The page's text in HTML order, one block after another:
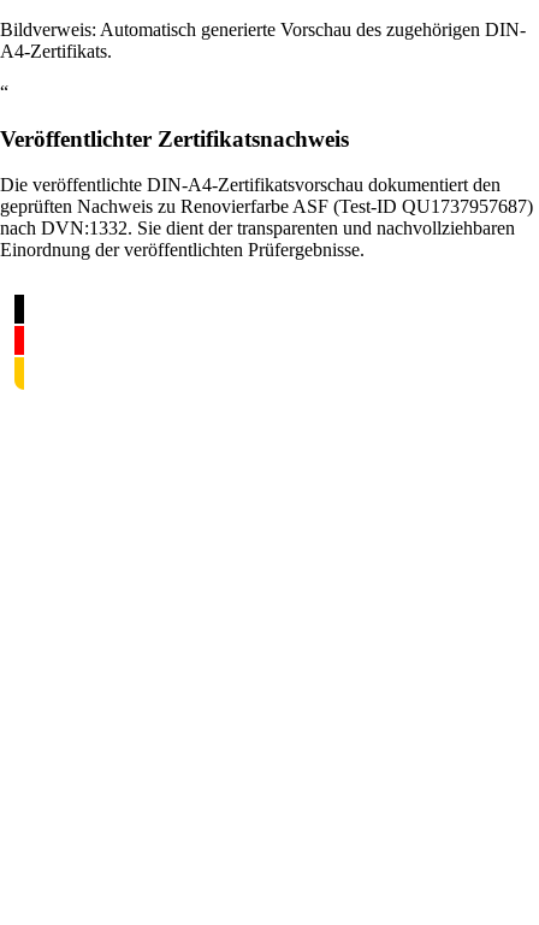
Bildverweis: Automatisch generierte Vorschau des zugehörigen DIN-
A4-Zertifikats.
“
Veröffentlichter Zertifikatsnachweis
Die veröffentlichte DIN-A4-Zertifikatsvorschau dokumentiert den
geprüften Nachweis zu Renovierfarbe ASF (Test-ID QU1737957687)
nach DVN:1332. Sie dient der transparenten und nachvollziehbaren
Einordnung der veröffentlichten Prüfergebnisse.